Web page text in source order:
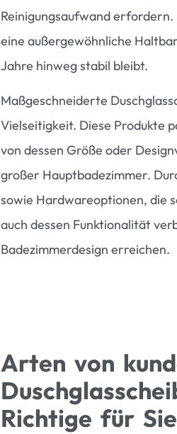
Reinigungsaufwand
eine außergewöhnliche
Jahre hinweg stabil bleibt.
Maßgeschneiderte
Vielseitigkeit. Diese Produkte
von dessen Größe oder
großer Hauptbadezimmer.
sowie Hardwareoptionen, die
auch dessen Funktionalität
Badezimmerdesign erreichen.
Arten von
Richtige für